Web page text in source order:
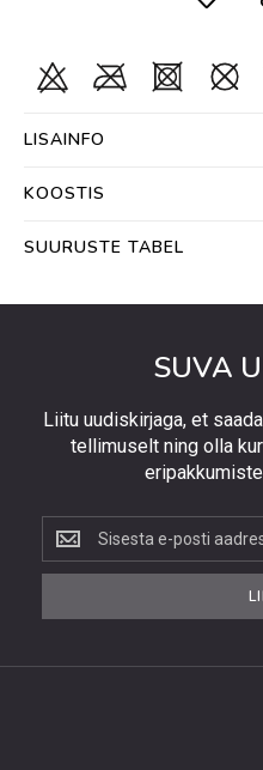
LISAINFO
KOOSTIS
SUURUSTE TABEL
SUVA
Liitu uudiskirjaga, et
tellimuselt ning olla
Liitu
uudiskirjaga,
et